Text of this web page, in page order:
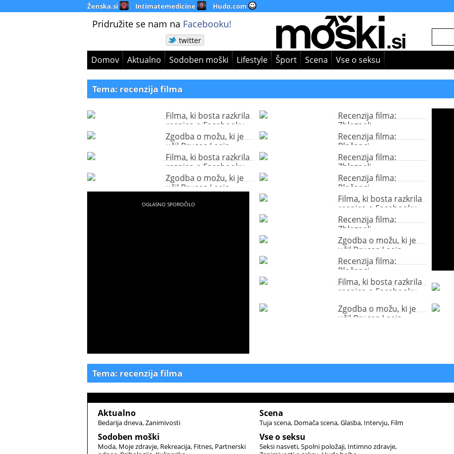
Ženska.si Intimatemedicine Hudo.com
Pridružite se nam na Facebooku!
twitter
Domov Aktualno Sodoben moški Lifestyle Šport Scena Vse o seksu
Tema: recenzija filma
Filma, ki bosta razkrila
resnico o Facebooku
Recenzija filma:
Zblazneli
Zgodba o možu, ki je
učil Brucea Leeja
Recenzija filma:
Plačanci
Filma, ki bosta razkrila
resnico o Facebooku
Recenzija filma:
Zblazneli
Zgodba o možu, ki je
učil Brucea Leeja
Recenzija filma:
Plačanci
Filma, ki bosta razkrila
resnico o Facebooku
Recenzija filma:
Zblazneli
Zgodba o možu, ki je
učil Brucea Leeja
Recenzija filma:
Plačanci
Filma, ki bosta razkrila
resnico o Facebooku
Zgodba o možu, ki je
učil Brucea Leeja
Tema: recenzija filma
Aktualno
Bedarija dneva Zanimivosti
Sodoben moški
Moda Moje zdravje Rekreacija Fitnes Partnerski
Scena
Tuja scena Domača scena Glasba Intervju Film
Vse o seksu
Seksi nasveti Spolni položaji Intimno zdravje